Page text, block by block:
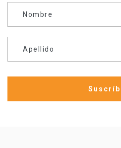
Nombre
Apellido